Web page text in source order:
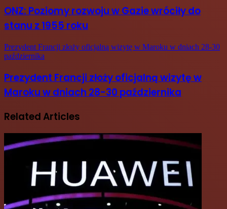
ONZ: Poziomy rozwoju w Gazie wróciły do
stanu z 1955 roku
Prezydent Francji złoży oficjalną wizytę w Maroku w dniach 28-30
października
Prezydent Francji złoży oficjalną wizytę w
Maroku w dniach 28-30 października
Related Articles